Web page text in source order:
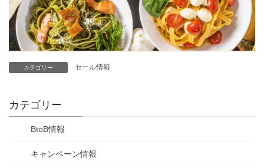
カテゴリー セール情報
カテゴリー
BtoB情報
キャンペーン情報